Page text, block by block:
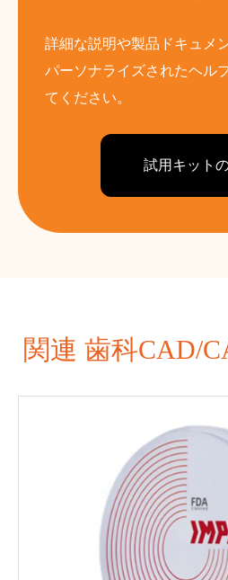
詳細な説明や製品ドキュメ
パーソナライズされたヘル
てください。
試用キット
関連 歯科CAD/